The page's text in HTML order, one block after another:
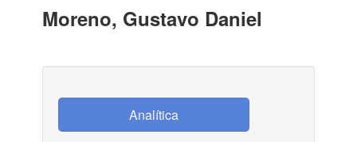
Moreno, Gustavo Daniel